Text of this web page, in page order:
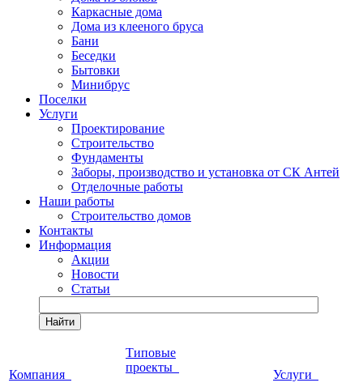
Каркасные дома
Дома из клееного бруса
Бани
Беседки
Бытовки
Минибрус
Поселки
Услуги
Проектирование
Строительство
Фундаменты
Заборы, производство и установка от СК Антей
Отделочные работы
Наши работы
Строительство домов
Контакты
Информация
Акции
Новости
Статьи
Найти
Компания
Типовые
проекты
Услуги